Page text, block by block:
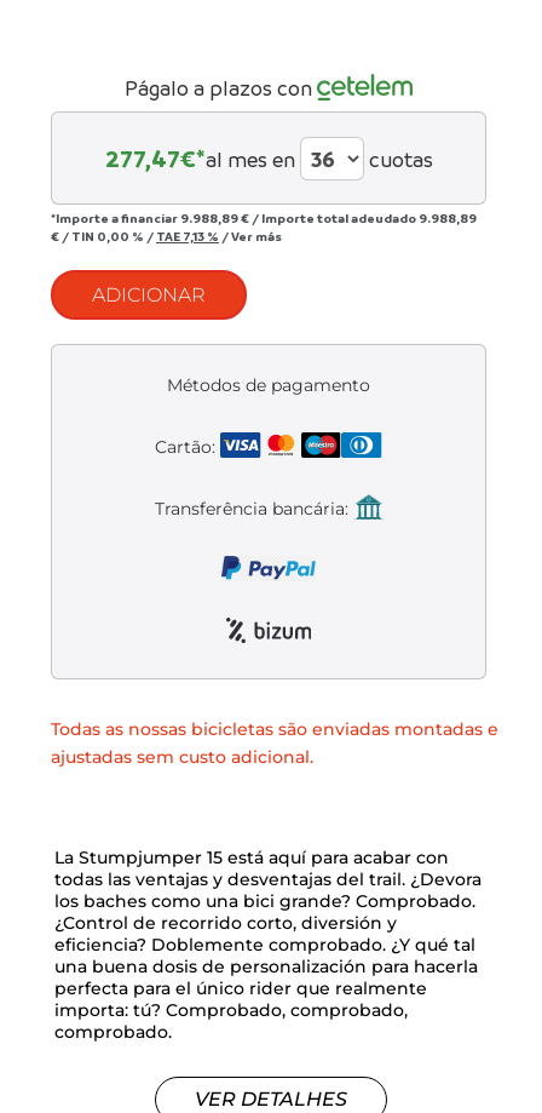
Mantenimiento de bicicletas
Págalo a plazos con
277,47€*al mes en cuotas
*Importe a financiar 9.988,89 € / Importe total adeudado 9.988,89
€ / TIN 0,00 % / TAE 7,13 % /Ver más
ADICIONAR
Métodos de pagamento
Cartão:
Transferência bancária:
Todas as nossas bicicletas são enviadas montadas e
ajustadas sem custo adicional.
La Stumpjumper 15 está aquí para acabar con
todas las ventajas y desventajas del trail. ¿Devora
los baches como una bici grande? Comprobado.
¿Control de recorrido corto, diversión y
eficiencia? Doblemente comprobado. ¿Y qué tal
una buena dosis de personalización para hacerla
perfecta para el único rider que realmente
importa: tú? Comprobado, comprobado,
comprobado.
VER DETALHES